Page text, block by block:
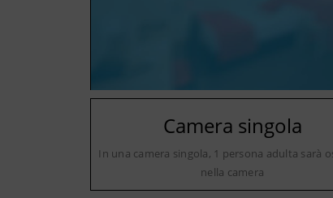
Camera singola
In una camera singola, 1 persona adulta sarà
nella camera